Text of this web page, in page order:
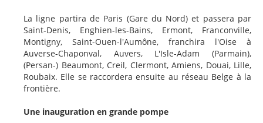
La ligne partira de Paris (Gare du Nord) et passera par
Saint-Denis, Enghien-les-Bains, Ermont, Franconville,
Montigny, Saint-Ouen-l'Aumône, franchira l'Oise à
Auverse-Chaponval, Auvers, L'Isle-Adam (Parmain),
(Persan-) Beaumont, Creil, Clermont, Amiens, Douai, Lille,
Roubaix. Elle se raccordera ensuite au réseau Belge à la
frontière.
Une inauguration en grande pompe